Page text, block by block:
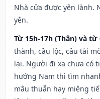
Nhà cửa được yên lành.
yên.
Từ 15h-17h (Thân) và từ
thành, cầu lộc, cầu tài
lại. Người đi xa chưa có
hướng Nam thì tìm
mâu thuẫn hay miệng